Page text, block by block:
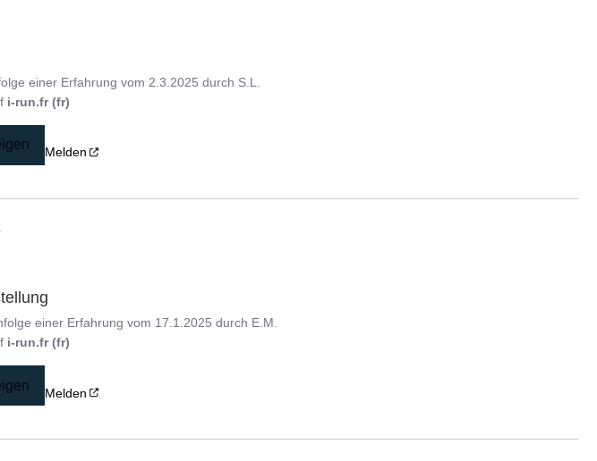
einer Erfahrung vom 2.3.2025 durch S.L.
i-run.fr (fr)
Melden
einer Erfahrung vom 17.1.2025 durch E.M.
i-run.fr (fr)
Melden